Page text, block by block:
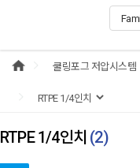
RTPE 1/4인치 (2)